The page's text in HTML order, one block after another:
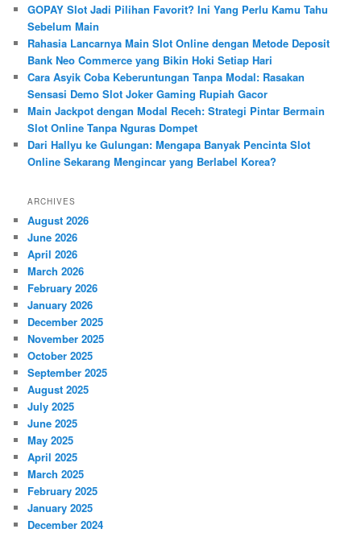
h
GOPAY Slot Jadi Pilihan Favorit? Ini Yang Perlu Kamu Tahu
Sebelum Main
Rahasia Lancarnya Main Slot Online dengan Metode Deposit
Bank Neo Commerce yang Bikin Hoki Setiap Hari
Cara Asyik Coba Keberuntungan Tanpa Modal: Rasakan
Sensasi Demo Slot Joker Gaming Rupiah Gacor
Main Jackpot dengan Modal Receh: Strategi Pintar Bermain
Slot Online Tanpa Nguras Dompet
Dari Hallyu ke Gulungan: Mengapa Banyak Pencinta Slot
Online Sekarang Mengincar yang Berlabel Korea?
ARCHIVES
August 2026
June 2026
April 2026
March 2026
February 2026
January 2026
December 2025
November 2025
October 2025
September 2025
August 2025
July 2025
June 2025
May 2025
April 2025
March 2025
February 2025
January 2025
December 2024